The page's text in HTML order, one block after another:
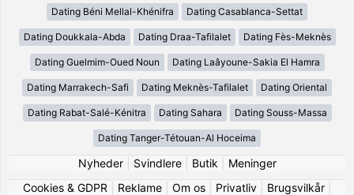
Dating Béni Mellal-Khénifra Dating Casablanca-Settat
Dating Doukkala-Abda Dating Draa-Tafilalet Dating Fès-Meknès
Dating Guelmim-Oued Noun Dating Laâyoune-Sakia El Hamra
Dating Marrakech-Safi Dating Meknès-Tafilalet Dating Oriental
Dating Rabat-Salé-Kénitra Dating Sahara Dating Souss-Massa
Dating Tanger-Tétouan-Al Hoceima
Nyheder| Svindlere| Butik
Meninger
Cookies & GDPR
Reklame| Om os| Privatliv| Brugsvilkår|